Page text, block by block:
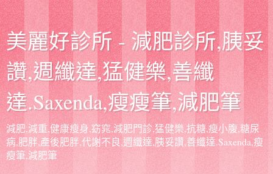
美麗好診所 - 減肥診所,胰妥
讚,週纖達,猛健樂,善纖
達.Saxenda,瘦瘦筆,減肥筆
減肥,減重,健康瘦身,窈窕,減肥門診,猛健樂,抗糖,瘦小腹,糖尿
病,肥胖,產後肥胖,代謝不良,週纖達,胰妥讚,善纖達.Saxenda,瘦
瘦筆,減肥筆